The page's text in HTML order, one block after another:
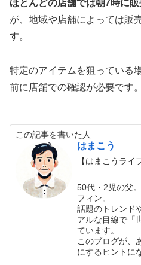
ほとんどの店舗では朝7時に
が、地域や店舗によっては販
す。
特定のアイテムを狙っている
前に店舗での確認が必要です。
この記事を書いた人
はまこう
【はまこうライ
50代・2児の父
フィン。
話題のトレンド
アルな目線で「
ています。
このブログが、
にするヒントに